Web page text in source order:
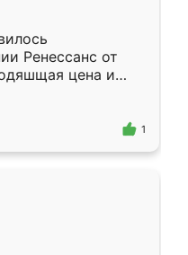
Ренессанс от
цена и
Приехавший
самый
1